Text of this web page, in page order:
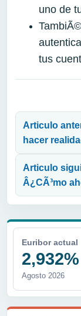
Euribor actual
2,932%
Agosto 2026
uno de
tus
Articulo
hacer
Articulo
Â¿CÃ³mo